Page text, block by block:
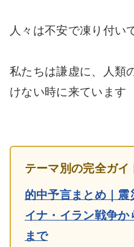
人々は不安で凍り付い
私たちは謙虚に、人類
けない時に来ています
テーマ別の完全ガイ
的中予言まとめ｜震
イナ・イラン戦争
まで